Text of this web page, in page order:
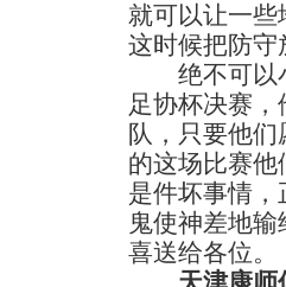
就可以让一
这时候把防守
绝不可以小
足协杯决赛
队，只要他
的这场比赛
是件坏事情
鬼使神差地
喜送给各位。